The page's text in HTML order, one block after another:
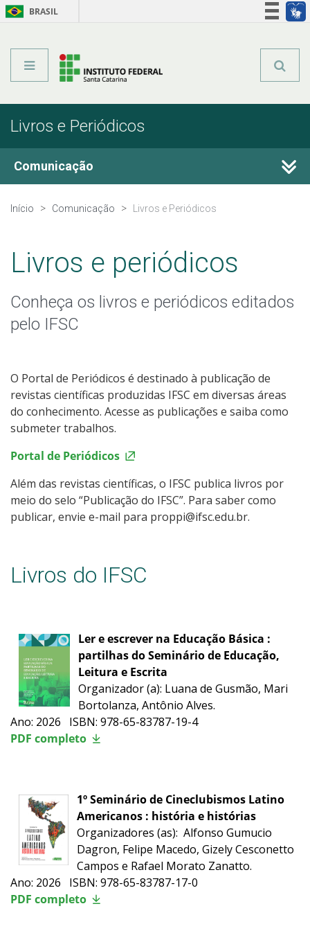
BRASIL
Livros e Periódicos
Comunicação
Fale Conosco
Notícias
Assessoria de Imprensa
Blog dos Intercambistas
Espaço da Gestão
IFSC Verifica
Eventos
Identidade Visual
Início Comunicação Livros e Periódicos
Livros e periódicos
Conheça os livros e periódicos editados
pelo IFSC
O Portal de Periódicos é destinado à publicação de
revistas científicas produzidas IFSC em diversas áreas
do conhecimento. Acesse as publicações e saiba como
submeter trabalhos.
Portal de Periódicos
Além das revistas científicas, o IFSC publica livros por
meio do selo “Publicação do IFSC”. Para saber como
publicar, envie e-mail para proppi@ifsc.edu.br.
Livros do IFSC
Ler e escrever na Educação Básica :
partilhas do Seminário de Educação,
Leitura e Escrita
Organizador (a): Luana de Gusmão, Mari
Bortolanza, Antônio Alves.
Ano: 2026 ISBN: 978-65-83787-19-4
PDF completo
1º Seminário de Cineclubismos Latino
Americanos : história e histórias
Organizadores (as): Alfonso Gumucio
Dagron, Felipe Macedo, Gizely Cesconetto
Campos e Rafael Morato Zanatto.
Ano: 2026 ISBN: 978-65-83787-17-0
PDF completo